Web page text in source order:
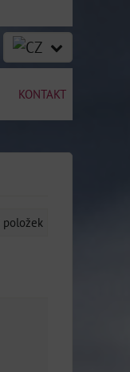
KONTAKT
položek